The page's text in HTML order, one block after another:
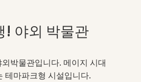
! 야외 박물관
박물관입니다. 메이지 시대
테마파크형 시설입니다.